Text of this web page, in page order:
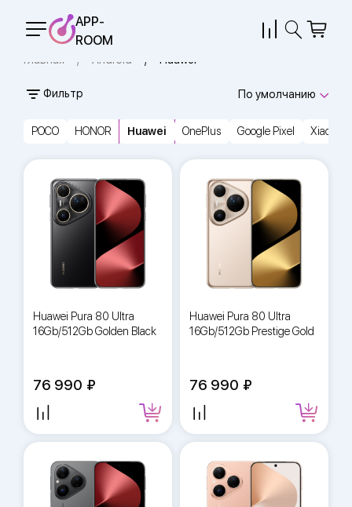
APP-
ROOM
Главная Android Huawei
POCO HONOR Huawei OnePlus Google Pixel Xiaomi
Фильтр По умолчанию
Huawei Pura 80 Ultra
16Gb/512Gb Golden Black
76 990
Huawei Pura 80 Ultra
16Gb/512Gb Prestige Gold
76 990